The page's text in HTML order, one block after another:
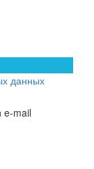
данных
e-mail